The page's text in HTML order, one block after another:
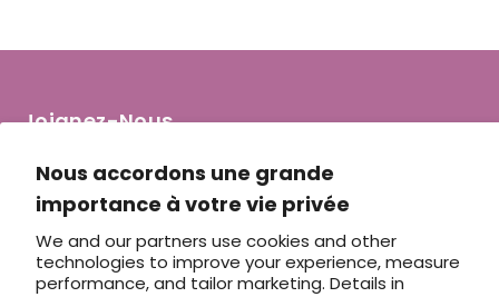
Nous accordons une grande
importance à votre vie privée
We and our partners use cookies and other
technologies to improve your experience, measure
performance, and tailor marketing. Details in
Joignez-Nous
info@penelopevilleneuve.com